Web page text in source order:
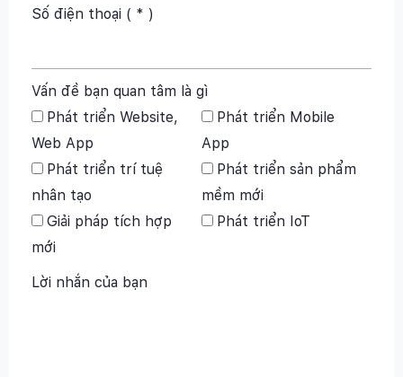
Số điện thoại ( * )
Vấn đề bạn quan tâm là gì
Phát triển Website,
Web App
Phát triển Mobile
App
Phát triển trí tuệ
nhân tạo
Phát triển sản phẩm
mềm mới
Giải pháp tích hợp
mới
Phát triển IoT
Lời nhắn của bạn